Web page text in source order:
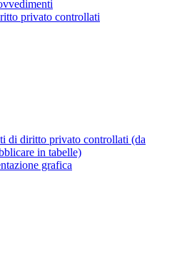
privato controllati
di diritto privato controllati (da
in tabelle)
grafica